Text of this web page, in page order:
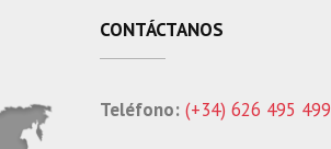
CONTÁCTANOS
Teléfono: (+34) 626 495 499